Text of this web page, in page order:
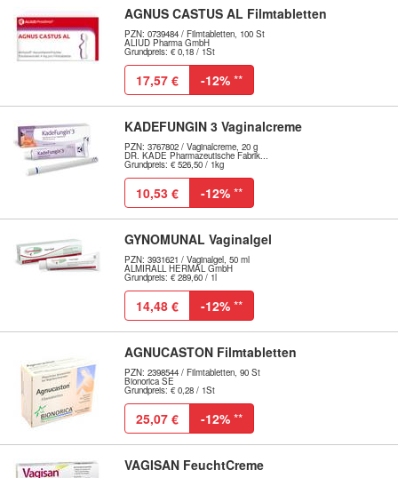
AGNUS CASTUS AL Filmtabletten
PZN: 0739484 / Filmtabletten, 100 St
ALIUD Pharma GmbH
Grundpreis: € 0,18 / 1St
17,57 € -12% **
KADEFUNGIN 3 Vaginalcreme
PZN: 3767802 / Vaginalcreme, 20 g
DR. KADE Pharmazeutische Fabrik...
Grundpreis: € 526,50 / 1kg
10,53 € -12% **
GYNOMUNAL Vaginalgel
PZN: 3931621 / Vaginalgel, 50 ml
ALMIRALL HERMAL GmbH
Grundpreis: € 289,60 / 1l
14,48 € -12% **
AGNUCASTON Filmtabletten
PZN: 2398544 / Filmtabletten, 90 St
Bionorica SE
Grundpreis: € 0,28 / 1St
25,07 € -12% **
VAGISAN FeuchtCreme